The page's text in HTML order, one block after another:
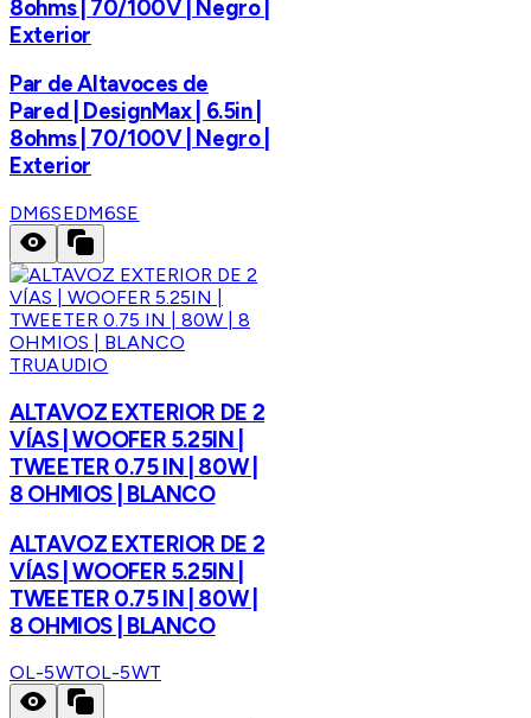
8ohms | 70/100V | Negro |
Exterior
Par de Altavoces de
Pared | DesignMax | 6.5in |
8ohms | 70/100V | Negro |
Exterior
DM6SEDM6SE
TRUAUDIO
ALTAVOZ EXTERIOR DE 2
VÍAS | WOOFER 5.25IN |
TWEETER 0.75 IN | 80W |
8 OHMIOS | BLANCO
ALTAVOZ EXTERIOR DE 2
VÍAS | WOOFER 5.25IN |
TWEETER 0.75 IN | 80W |
8 OHMIOS | BLANCO
OL-5WTOL-5WT